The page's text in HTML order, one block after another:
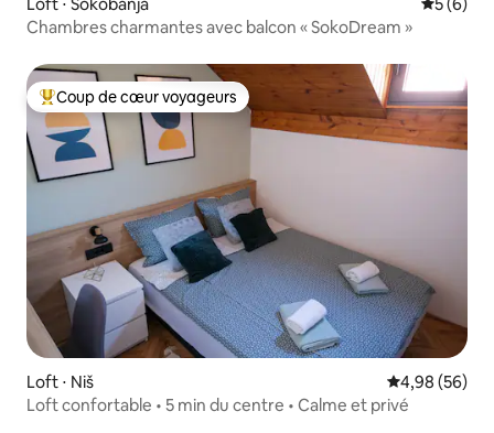
Chambres charmantes avec balcon « SokoDream »
Coups de cœur voyageurs les plus appréciés
Coup de cœur voyageurs
Loft ⋅ Niš Évaluation
4,98 (56)
Loft confortable • 5 min du centre • Calme et privé